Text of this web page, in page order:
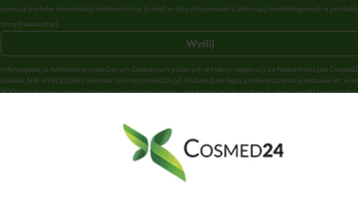
pomocą środków komunikacji elektronicznej (e-mail) w celu otrzymywania informacji marketingowych o
firmy (Newsletter).
Informujemy, iż Administratorem Danych Osobowych podanych w trakcie rejestracji do Newslettera jest
Łukasik, NIP: 8942818845 (kontakt: biuro@cosmed24.pl). Podane dane będą przetwarzane na podstawie art. 6
RODO (wykonanie umowy, prawnie uzasadniony interes – marketing) w celu realizacji usługi wysyłki
przechowywane przez okres niezbędny do świadczenia usługi (wypisanie się z Newslettera bądź zaprzestanie
usługi przez Administratora). Przysługują Państwu prawa do dostępu do danych, sprostowania danych, usunięcia
ograniczenia przetwarzania, wniesienia sprzeciwu, żądania przeniesienia danych, a także do wniesienia skargi do
Ochrony Danych Osobowych. Administrator nie wykorzystuje danych osobowych do podjęcia decyzji, która
zautomatyzowanym przetwarzaniu, w tym profilowaniu. Szczegółowe informacje dotyczące ochrony danych